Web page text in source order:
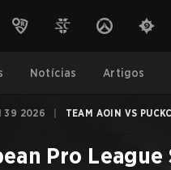
Notícias Artigos
39 2026 TEAM AOIN VS
Pro League